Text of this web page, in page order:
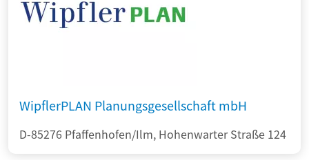
WipflerPLAN Planungsgesellschaft mbH
D-85276 Pfaffenhofen/Ilm, Hohenwarter Straße 124